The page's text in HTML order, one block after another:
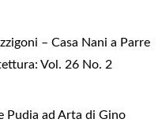
– Casa Nani a Parre
Vol. 26 No. 2
Pudia ad Arta di Gino